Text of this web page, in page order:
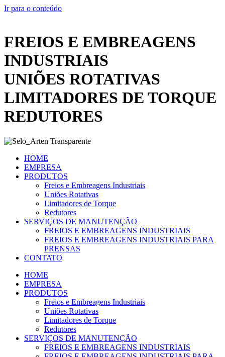
Ir para o conteúdo
FREIOS E EMBREAGENS
INDUSTRIAIS
UNIÕES ROTATIVAS
LIMITADORES DE TORQUE
REDUTORES
HOME
EMPRESA
PRODUTOS
Freios e Embreagens Industriais
Uniões Rotativas
Limitadores de Torque
Redutores
SERVIÇOS DE MANUTENÇÃO
FREIOS E EMBREAGENS INDUSTRIAIS
FREIOS E EMBREAGENS INDUSTRIAIS PARA
PRENSAS
CONTATO
HOME
EMPRESA
PRODUTOS
Freios e Embreagens Industriais
Uniões Rotativas
Limitadores de Torque
Redutores
SERVIÇOS DE MANUTENÇÃO
FREIOS E EMBREAGENS INDUSTRIAIS